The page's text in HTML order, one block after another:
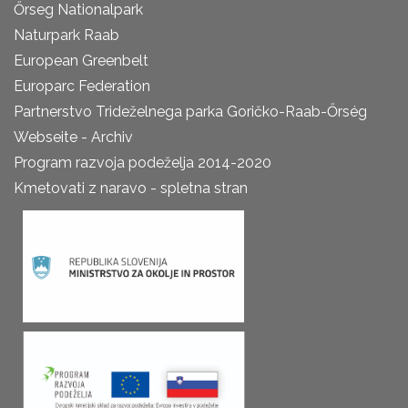
Őrseg Nationalpark
Naturpark Raab
European Greenbelt
Europarc Federation
Partnerstvo Trideželnega parka Goričko-Raab-Őrség
Webseite - Archiv
Program razvoja podeželja 2014-2020
Kmetovati z naravo - spletna stran